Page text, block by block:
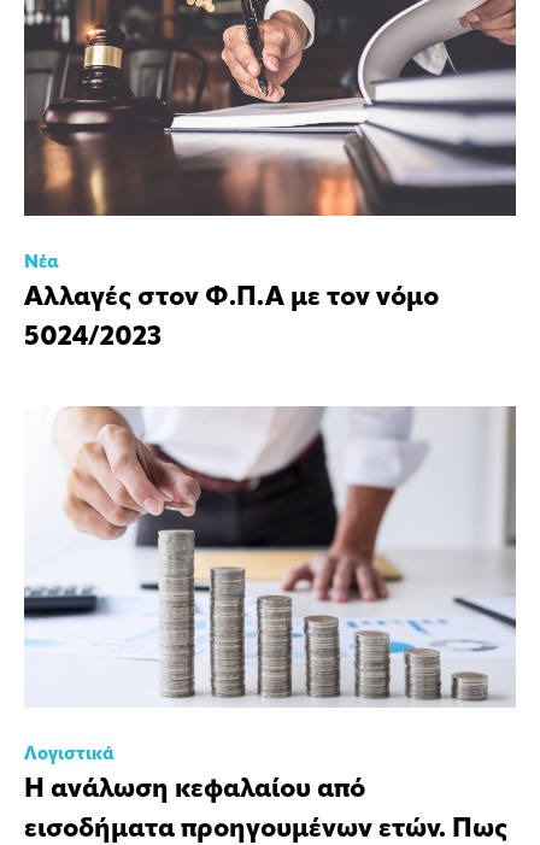
Νέα
Αλλαγές στον Φ.Π.Α με τον νόμο
5024/2023
Λογιστικά
Η ανάλωση κεφαλαίου από
εισοδήματα προηγουμένων ετών. Πως